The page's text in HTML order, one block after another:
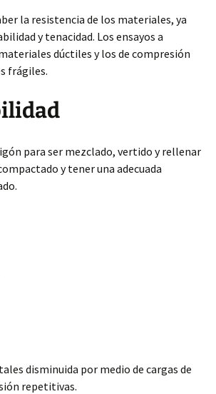
la resistencia de los materiales, ya
y tenacidad. Los ensayos a
dúctiles y los de compresión
frágiles.
para ser mezclado, vertido y rellenar
y tener una adecuada
disminuida por medio de cargas de
repetitivas.